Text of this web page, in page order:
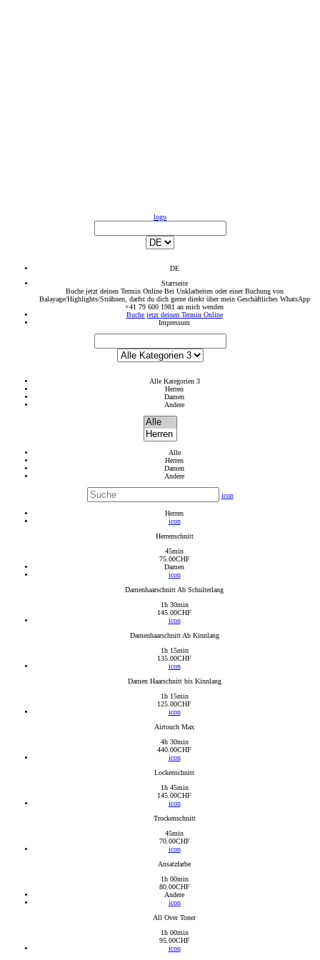
logo
DE
Startseite
Buche jetzt deinen Termin Online Bei Unklarheiten oder einer Buchung von
Balayage/Highlights/Strähnen, darfst du dich gerne direkt über mein Geschäftliches WhatsApp
+41 79 600 1981 an mich wenden
Buche jetzt deinen Termin Online
Impressum
Alle Kategorien 3
Herren
Damen
Andere
Alle
Herren
Damen
Andere
icon
Herren
icon
Herrenschnitt
45min
75.00CHF
Damen
icon
Damenhaarschnitt Ab Schulterlang
1h 30min
145.00CHF
icon
Damenhaarschnitt Ab Kinnlang
1h 15min
135.00CHF
icon
Damen Haarschnitt bis Kinnlang
1h 15min
125.00CHF
icon
Airtouch Max
4h 30min
440.00CHF
icon
Lockenschnitt
1h 45min
145.00CHF
icon
Trockenschnitt
45min
70.00CHF
icon
Ansatzfarbe
1h 00min
80.00CHF
Andere
icon
All Over Toner
1h 00min
95.00CHF
icon